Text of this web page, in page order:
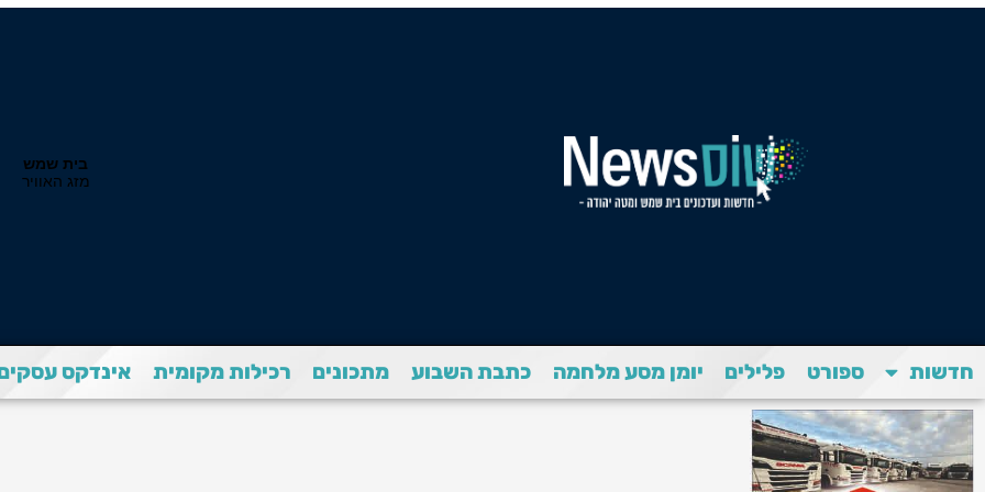
חדשות ספורט פלילים יומן מסע מלחמה כתבת השבוע מתכונים רכילות מקומית אינדקס